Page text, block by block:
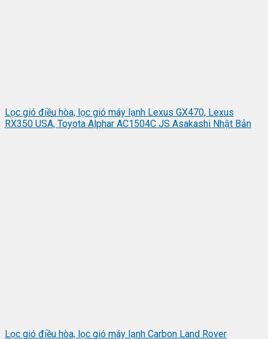
Lọc gió điều hòa, lọc gió máy lạnh Lexus GX470, Lexus
RX350 USA, Toyota Alphar AC1504C JS Asakashi Nhật Bản
Lọc gió điều hòa, lọc gió máy lạnh Carbon Land Rover